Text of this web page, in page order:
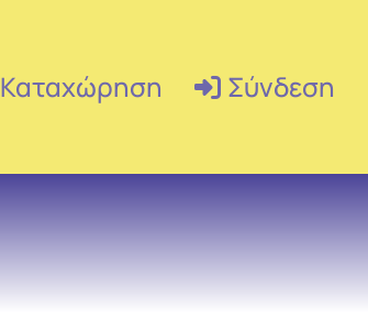
Καταχώρηση Σύνδεση